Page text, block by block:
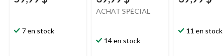
7 en stock
ACHAT SPÉCIAL
14 en stock
11 en stock